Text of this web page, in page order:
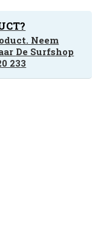
Neem
De Surfshop
233